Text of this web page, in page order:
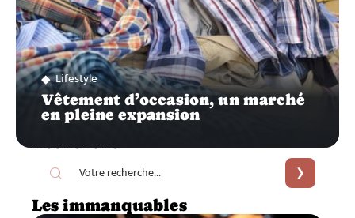
Lifestyle
Vêtement d’occasion, un marché
en pleine expansion
Recherche
Les immanquables